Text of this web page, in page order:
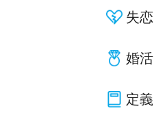
失恋
婚活
定義